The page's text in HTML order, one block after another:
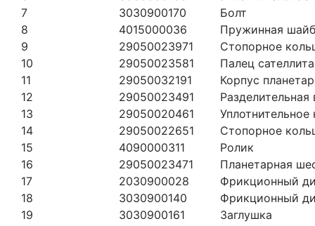
7
3030900170
Болт
8
4015000036
Пружинная
9
29050023971
Стопорное
10
29050023581
Палец
11
29050032191
Корпус
12
29050023491
Разделительная
13
29050020461
Уплотнительное
14
29050022651
Стопорное
15
4090000311
Ролик
16
29050023471
Планетарная
17
2030900028
Фрикционный
18
3030900140
Фрикционный
19
3030900161
Заглушка